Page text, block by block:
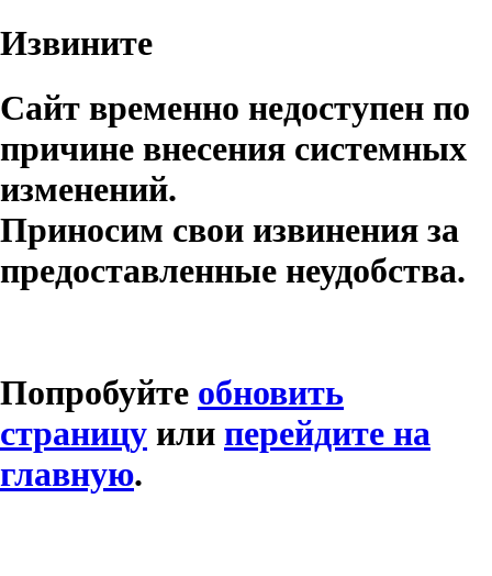
Извините
Сайт временно недоступен по
причине внесения системных
изменений.
Приносим свои извинения за
предоставленные неудобства.
Попробуйте обновить
страницу или перейдите на
главную.